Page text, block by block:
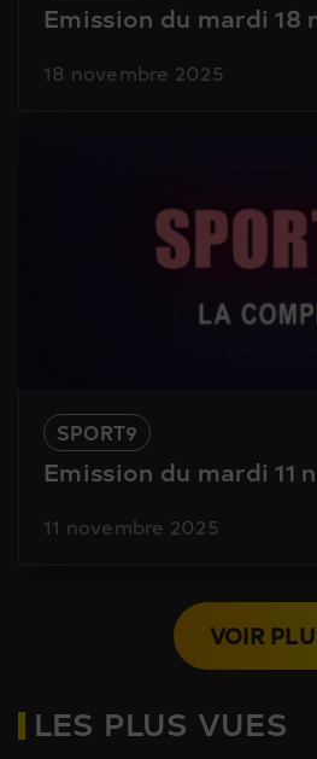
Emission du mardi 18
18 novembre 2025
SPORT9
Emission du mardi 11
11 novembre 2025
VOIR
LES PLUS VUES